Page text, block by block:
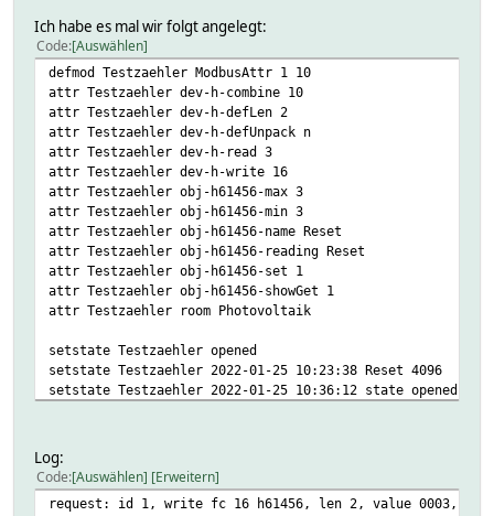
Ich habe es mal wir folgt angelegt:
Code Auswählen
defmod Testzaehler ModbusAttr 1 10
attr Testzaehler dev-h-combine 10
attr Testzaehler dev-h-defLen 2
attr Testzaehler dev-h-defUnpack n
attr Testzaehler dev-h-read 3
attr Testzaehler dev-h-write 16
attr Testzaehler obj-h61456-max 3
attr Testzaehler obj-h61456-min 3
attr Testzaehler obj-h61456-name Reset
attr Testzaehler obj-h61456-reading Reset
attr Testzaehler obj-h61456-set 1
attr Testzaehler obj-h61456-showGet 1
attr Testzaehler room Photovoltaik
setstate Testzaehler opened
setstate Testzaehler 2022-01-25 10:23:38 Reset 4096
setstate Testzaehler 2022-01-25 10:36:12 state opened
Log:
Code Auswählen Erweitern
request: id 1, write fc 16 h61456, len 2, value 0003,